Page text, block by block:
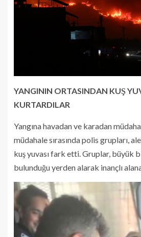
YANGININ ORTASINDAN KUŞ
KURTARDILAR
Yangına havadan ve karadan
müdahale sırasında polis grupları,
kuş yuvası fark etti. Gruplar, büyük
bulunduğu yerden alarak inançlı alana